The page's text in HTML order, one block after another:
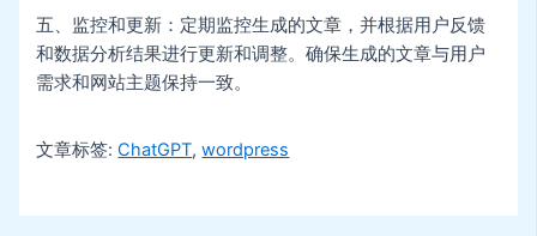
五、监控和更新：定期监控生成的文章，并根据用户反馈
和数据分析结果进行更新和调整。确保生成的文章与用户
需求和网站主题保持一致。
文章标签:ChatGPT,wordpress